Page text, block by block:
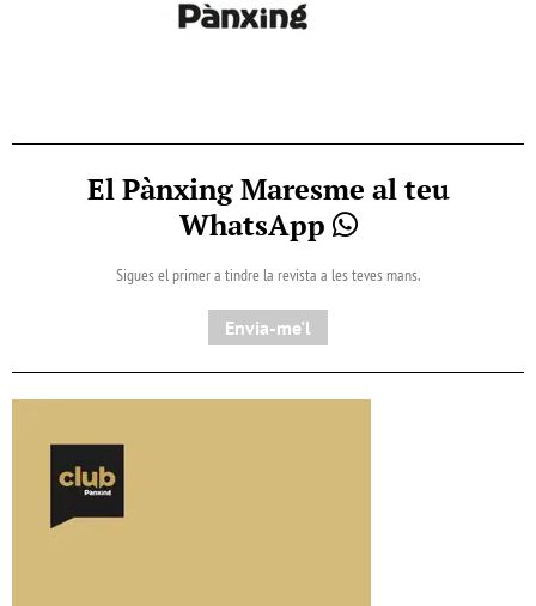
El Pànxing Maresme al teu
WhatsApp
Sigues el primer a tindre la revista a les teves mans.
Envia-me'l